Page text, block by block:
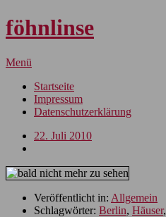
föhnlinse
Menü
Startseite
Impressum
Datenschutzerklärung
22. Juli 2010
Veröffentlicht in: Allgemein
Schlagwörter: Berlin, Häuser,